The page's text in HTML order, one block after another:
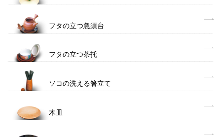
フタの立つ急須台
フタの立つ茶托
ソコの洗える箸立て
木皿